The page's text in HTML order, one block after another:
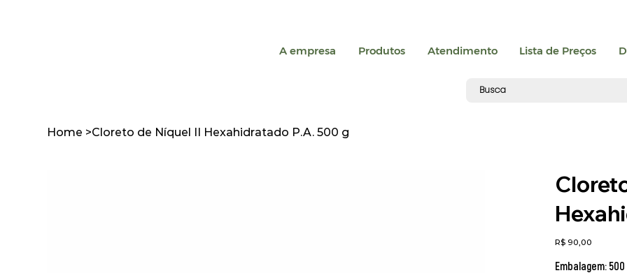
A empresa Produtos Atendimento Lista de Preços
Home >Cloreto de Níquel II Hexahidratado P.A. 500 g
Preço
R$ 90,00
Embalagem: 500